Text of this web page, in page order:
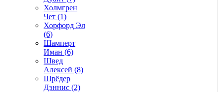
Холмгрен
Чет (1)
Хорфорд Эл
(6)
Шамперт
Иман (6)
Швед
Алексей (8)
Шрёдер
Дэннис (2)